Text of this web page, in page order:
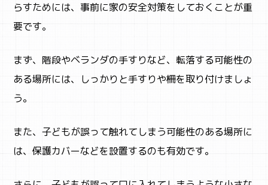
らすためには、事前に家の安全対策をしておくことが重
要です。
まず、階段やベランダの手すりなど、転落する可能性の
ある場所には、しっかりと手すりや柵を取り付けましょ
う。
また、子どもが誤って触れてしまう可能性のある場所に
は、保護カバーなどを設置するのも有効です。